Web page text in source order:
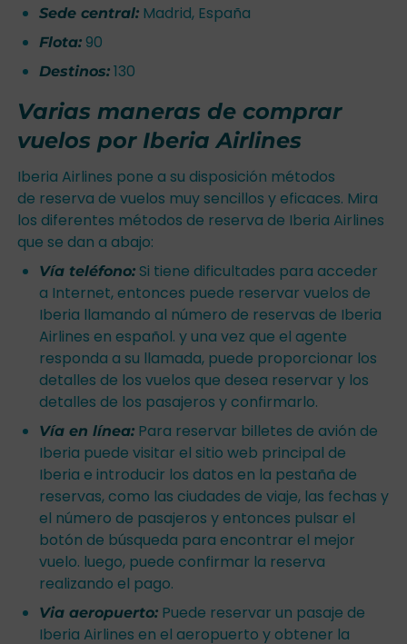
Sede central:Madrid, España
Flota:90
Destinos:130
Varias maneras de comprar
vuelos por Iberia Airlines
Iberia Airlines pone a su disposición métodos
de reserva de vuelos muy sencillos y eficaces. Mira
los diferentes métodos de reserva de Iberia Airlines
que se dan a abajo:
Vía teléfono:Si tiene dificultades para acceder
a Internet, entonces puede reservar vuelos de
Iberia llamando al número de reservas de Iberia
Airlines en español. y una vez que el agente
responda a su llamada, puede proporcionar los
detalles de los vuelos que desea reservar y los
detalles de los pasajeros y confirmarlo.
Vía en línea:Para reservar billetes de avión de
Iberia puede visitar el sitio web principal de
Iberia e introducir los datos en la pestaña de
reservas, como las ciudades de viaje, las fechas y
el número de pasajeros y entonces pulsar el
botón de búsqueda para encontrar el mejor
vuelo. luego, puede confirmar la reserva
realizando el pago.
Via aeropuerto:Puede reservar un pasaje de
Iberia Airlines en el aeropuerto y obtener la